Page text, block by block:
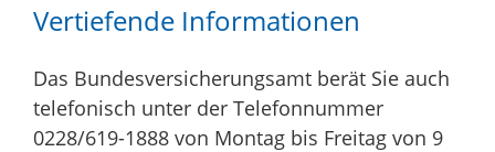
Vertiefende Informationen
Das Bundesversicherungsamt berät Sie auch
telefonisch unter der Telefonnummer
0228/619-1888 von Montag bis Freitag von 9